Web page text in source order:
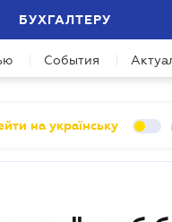
БУХГАЛТЕРУ
События
на українську